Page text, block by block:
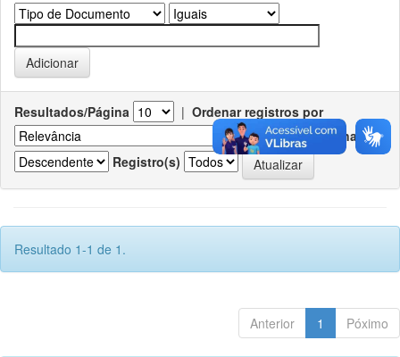
Resultados/Página | Ordenar registros por
Ordenar
Registro(s)
Resultado 1-1 de 1.
Anterior 1 Póximo